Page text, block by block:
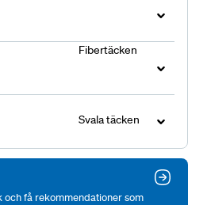
Fibertäcken
Svala täcken
få rekommendationer som